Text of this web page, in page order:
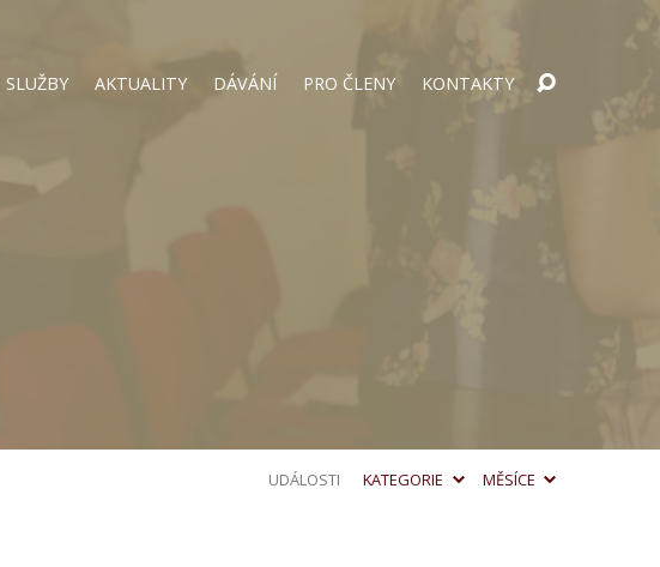
SLUŽBY AKTUALITY DÁVÁNÍ PRO ČLENY KONTAKTY
UDÁLOSTI KATEGORIE MĚSÍCE